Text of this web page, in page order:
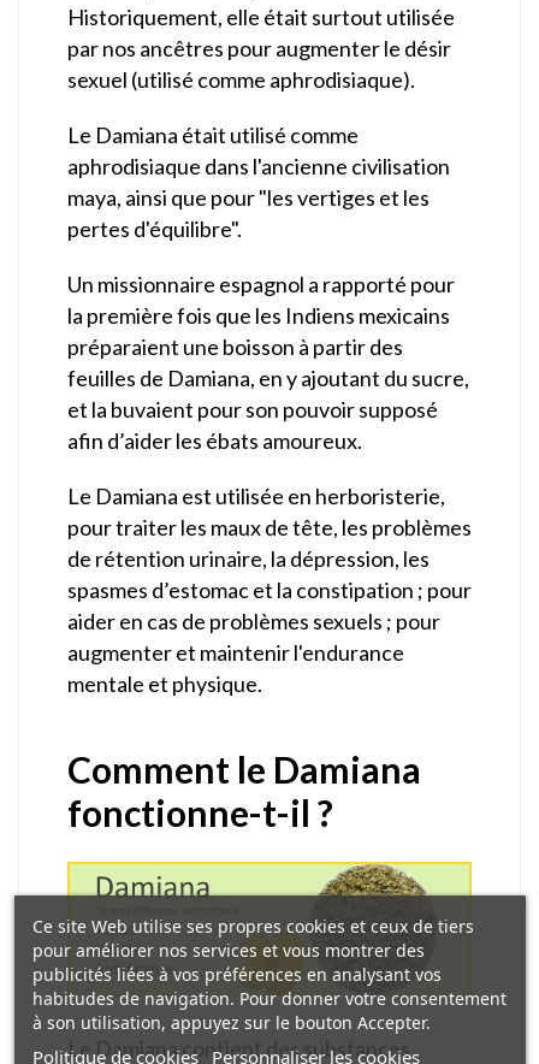
Historiquement, elle était surtout utilisée
par nos ancêtres pour augmenter le désir
sexuel (utilisé comme aphrodisiaque).
Le Damiana était utilisé comme
aphrodisiaque dans l'ancienne civilisation
maya, ainsi que pour "les vertiges et les
pertes d'équilibre".
Un missionnaire espagnol a rapporté pour
la première fois que les Indiens mexicains
préparaient une boisson à partir des
feuilles de Damiana, en y ajoutant du sucre,
et la buvaient pour son pouvoir supposé
afin d’aider les ébats amoureux.
Le Damiana est utilisée en herboristerie,
pour traiter les maux de tête, les problèmes
de rétention urinaire, la dépression, les
spasmes d’estomac et la constipation ; pour
aider en cas de problèmes sexuels ; pour
augmenter et maintenir l'endurance
mentale et physique.
Comment le Damiana
fonctionne-t-il ?
Le Damiana contient des substances
Ce site Web utilise ses propres cookies et ceux de tiers
pour améliorer nos services et vous montrer des
publicités liées à vos préférences en analysant vos
habitudes de navigation. Pour donner votre consentement
à son utilisation, appuyez sur le bouton Accepter.
Politique de cookies Personnaliser les cookies